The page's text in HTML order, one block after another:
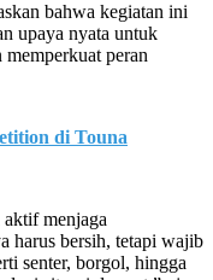
bahwa kegiatan ini
upaya nyata untuk
peran
di Touna
menjaga
harus bersih, tetapi wajib
senter, borgol, hingga